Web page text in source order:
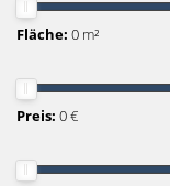
Fläche: 0 m²
Preis: 0 €